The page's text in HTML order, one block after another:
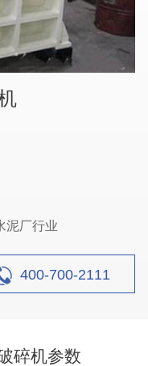
泥厂行业
400-700-2111
碎机参数